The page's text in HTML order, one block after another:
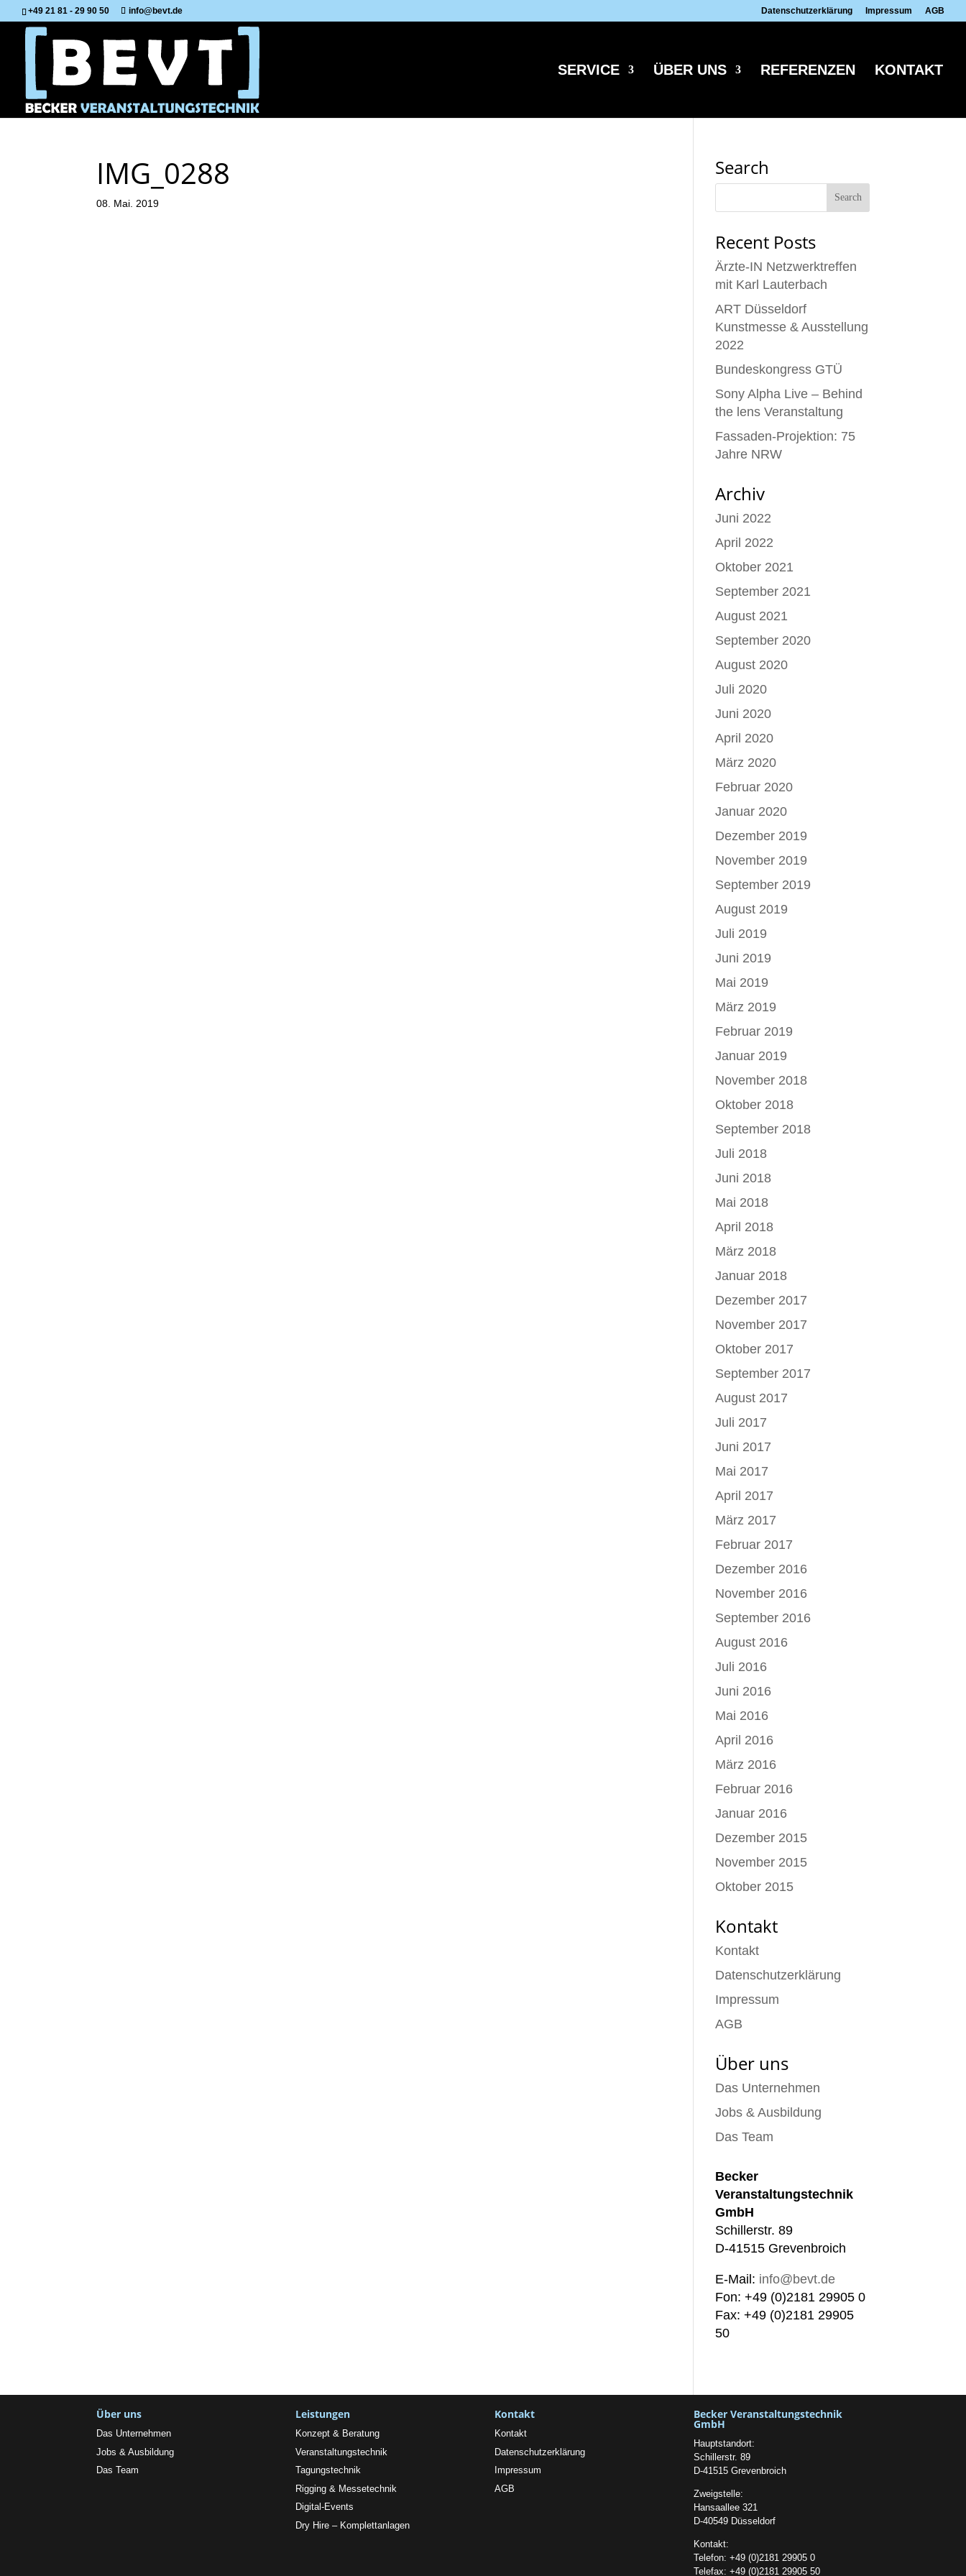
+49 21 81 - 29 90 50 info@bevt.de Datenschutzerklärung Impressum AGB
SERVICE ÜBER UNS REFERENZEN KONTAKT
IMG_0288
08. Mai. 2019
Search
Recent Posts
Ärzte-IN Netzwerktreffen
mit Karl Lauterbach
ART Düsseldorf
Kunstmesse & Ausstellung
2022
Bundeskongress GTÜ
Sony Alpha Live – Behind
the lens Veranstaltung
Fassaden-Projektion: 75
Jahre NRW
Archiv
Juni 2022
April 2022
Oktober 2021
September 2021
August 2021
September 2020
August 2020
Juli 2020
Juni 2020
April 2020
März 2020
Februar 2020
Januar 2020
Dezember 2019
November 2019
September 2019
August 2019
Juli 2019
Juni 2019
Mai 2019
März 2019
Februar 2019
Januar 2019
November 2018
Oktober 2018
September 2018
Juli 2018
Juni 2018
Mai 2018
April 2018
März 2018
Januar 2018
Dezember 2017
November 2017
Oktober 2017
September 2017
August 2017
Juli 2017
Juni 2017
Mai 2017
April 2017
März 2017
Februar 2017
Dezember 2016
November 2016
September 2016
August 2016
Juli 2016
Juni 2016
Mai 2016
April 2016
März 2016
Februar 2016
Januar 2016
Dezember 2015
November 2015
Oktober 2015
Kontakt
Kontakt
Datenschutzerklärung
Impressum
AGB
Über uns
Das Unternehmen
Jobs & Ausbildung
Das Team
Becker
Veranstaltungstechnik
GmbH
Schillerstr. 89
D-41515 Grevenbroich
E-Mail: info@bevt.de
Fon: +49 (0)2181 29905 0
Fax: +49 (0)2181 29905
50
Über uns
Das Unternehmen
Jobs & Ausbildung
Das Team
Leistungen
Konzept & Beratung
Veranstaltungstechnik
Tagungstechnik
Rigging & Messetechnik
Digital-Events
Dry Hire – Komplettanlagen
Kontakt
Kontakt
Datenschutzerklärung
Impressum
AGB
Becker Veranstaltungstechnik
GmbH
Hauptstandort:
Schillerstr. 89
D-41515 Grevenbroich
Zweigstelle:
Hansaallee 321
D-40549 Düsseldorf
Kontakt:
Telefon: +49 (0)2181 29905 0
Telefax: +49 (0)2181 29905 50